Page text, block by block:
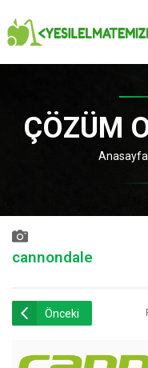
ÇÖZÜM
Anasayfa
cannondale
Önceki